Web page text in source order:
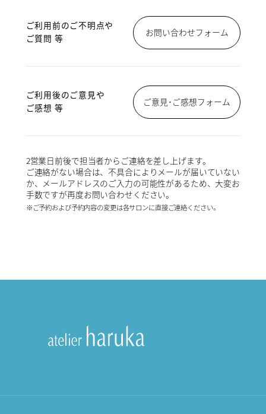
ご利用前のご不明点や
ご質問 等
お問い合わせフォーム
ご利用後のご意見や
ご感想 等
ご意見･ご感想フォーム
2営業日前後で担当者からご連絡を差し上げます。
ご連絡がない場合は、不具合によりメールが届いていない
か、メールアドレスのご入力の可能性があるため、大変お
手数ですが再度お問い合わせください。
※ご予約および予約内容の変更は各サロンに直接ご連絡ください。